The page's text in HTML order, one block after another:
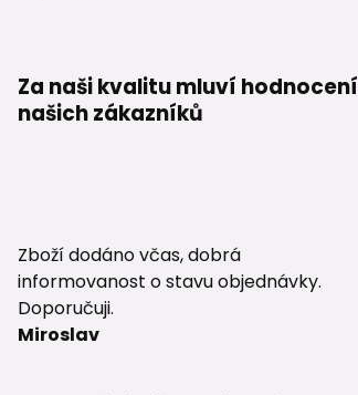
Za naši kvalitu mluví hodnocení
našich zákazníků
Zboží dodáno včas, dobrá
informovanost o stavu objednávky.
Doporučuji.
Miroslav